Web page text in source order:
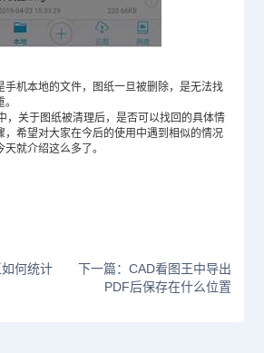
手机本地的文件，图纸一旦被删除，是无法找
，关于图纸被清理后，是否可以找回的具体情
，希望对大家在今后的使用中遇到相似的情况
就介绍这么多了。
如何统计
下一篇：CAD看图王中导出
PDF后保存在什么位置